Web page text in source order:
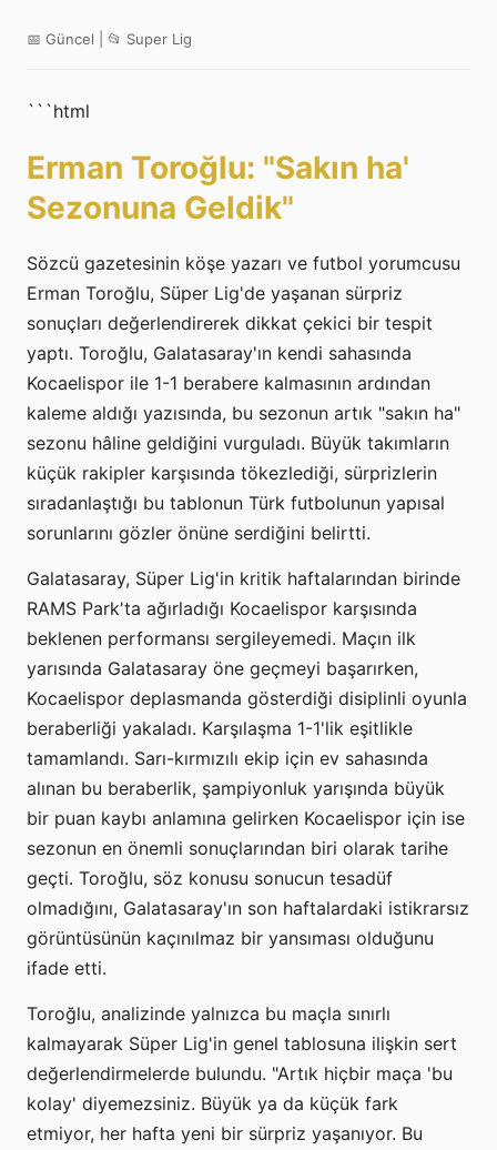
📅 Güncel | 📂 Super Lig
```html
Erman Toroğlu: "Sakın ha'
Sezonuna Geldik"
Sözcü gazetesinin köşe yazarı ve futbol yorumcusu
Erman Toroğlu, Süper Lig'de yaşanan sürpriz
sonuçları değerlendirerek dikkat çekici bir tespit
yaptı. Toroğlu, Galatasaray'ın kendi sahasında
Kocaelispor ile 1-1 berabere kalmasının ardından
kaleme aldığı yazısında, bu sezonun artık "sakın ha"
sezonu hâline geldiğini vurguladı. Büyük takımların
küçük rakipler karşısında tökezlediği, sürprizlerin
sıradanlaştığı bu tablonun Türk futbolunun yapısal
sorunlarını gözler önüne serdiğini belirtti.
Galatasaray, Süper Lig'in kritik haftalarından birinde
RAMS Park'ta ağırladığı Kocaelispor karşısında
beklenen performansı sergileyemedi. Maçın ilk
yarısında Galatasaray öne geçmeyi başarırken,
Kocaelispor deplasmanda gösterdiği disiplinli oyunla
beraberliği yakaladı. Karşılaşma 1-1'lik eşitlikle
tamamlandı. Sarı-kırmızılı ekip için ev sahasında
alınan bu beraberlik, şampiyonluk yarışında büyük
bir puan kaybı anlamına gelirken Kocaelispor için ise
sezonun en önemli sonuçlarından biri olarak tarihe
geçti. Toroğlu, söz konusu sonucun tesadüf
olmadığını, Galatasaray'ın son haftalardaki istikrarsız
görüntüsünün kaçınılmaz bir yansıması olduğunu
ifade etti.
Toroğlu, analizinde yalnızca bu maçla sınırlı
kalmayarak Süper Lig'in genel tablosuna ilişkin sert
değerlendirmelerde bulundu. "Artık hiçbir maça 'bu
kolay' diyemezsiniz. Büyük ya da küçük fark
etmiyor, her hafta yeni bir sürpriz yaşanıyor. Bu